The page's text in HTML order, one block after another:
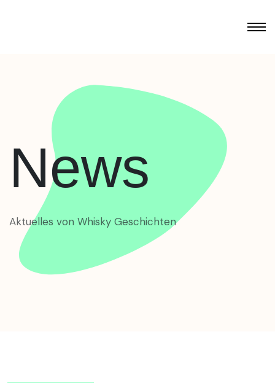
News
Aktuelles von Whisky Geschichten